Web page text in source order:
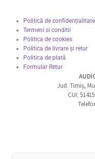
Politică de confidențialitate
Termeni si conditii
Politica de cookies
Politica de livrare și retur
Politica de plată
Formular Retur
Jud. Timiș,
CUI: